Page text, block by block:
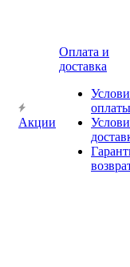
Акции
Оплата и
доставка
оплаты